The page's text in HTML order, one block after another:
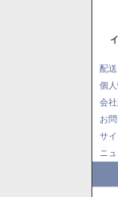
イ
配
個
会
お
サ
ニ